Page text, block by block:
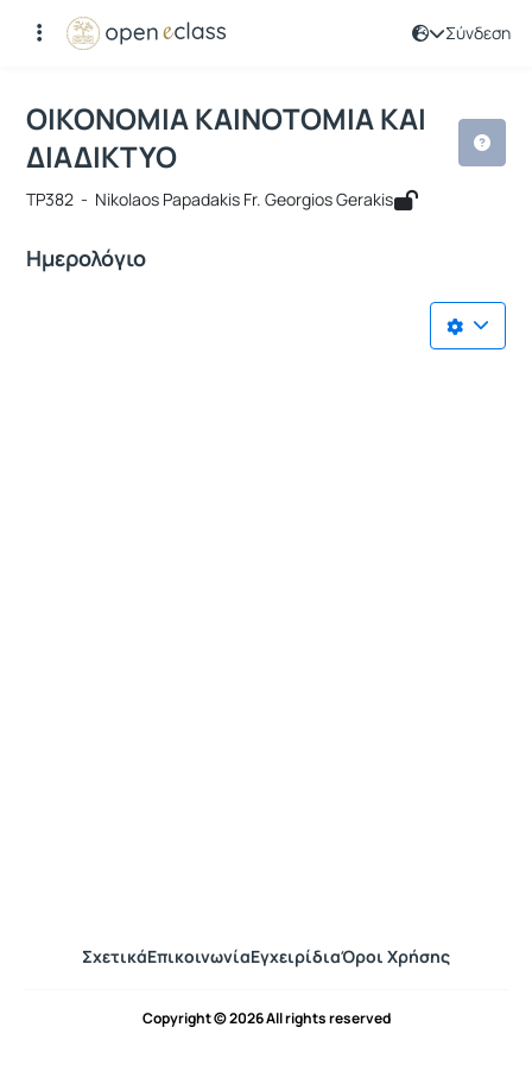
Σύνδεση
Μάθημα : ΟΙΚΟΝΟΜΙΑ ΚΑΙΝΟΤΟΜΙΑ
Κωδικός : TP382
ΟΙΚΟΝΟΜΙΑ ΚΑΙΝΟΤΟΜΙΑ ΚΑΙ
ΔΙΑΔΙΚΤΥΟ
TP382 - Nikolaos Papadakis Fr. Georgios Gerakis
Ημερολόγιο
ΣχετικάΕπικοινωνίαΕγχειρίδιαΌροι Χρήσης
Copyright © 2026 All rights reserved